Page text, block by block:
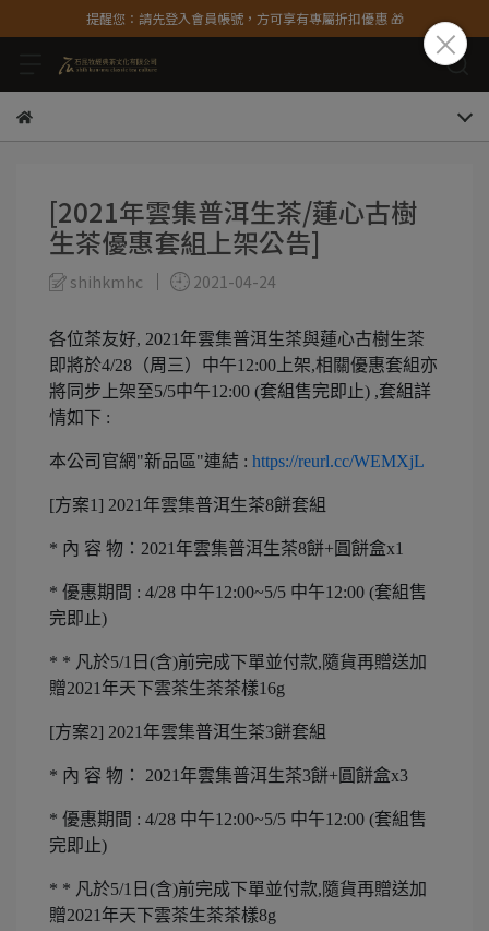
提醒您：請先登入會員帳號，方可享有專屬折扣優惠 🎁
[2021年雲集普洱生茶/蓮心古樹
生茶優惠套組上架公告]
shihkmhc 2021-04-24
各位茶友好, 2021年雲集普洱生茶與蓮心古樹生茶
即將於4/28（周三）中午12:00上架,相關優惠套組亦
將同步上架至5/5中午12:00 (套組售完即止) ,套組詳
情如下 :
本公司官網"新品區"連結 : https://reurl.cc/WEMXjL
[方案1] 2021年雲集普洱生茶8餅套組
* 內 容 物：2021年雲集普洱生茶8餅+圓餅盒x1
* 優惠期間 : 4/28 中午12:00~5/5 中午12:00 (套組售
完即止)
* * 凡於5/1日(含)前完成下單並付款,隨貨再贈送加
贈2021年天下雲茶生茶茶樣16g
[方案2] 2021年雲集普洱生茶3餅套組
* 內 容 物： 2021年雲集普洱生茶3餅+圓餅盒x3
* 優惠期間 : 4/28 中午12:00~5/5 中午12:00 (套組售
完即止)
* * 凡於5/1日(含)前完成下單並付款,隨貨再贈送加
贈2021年天下雲茶生茶茶樣8g